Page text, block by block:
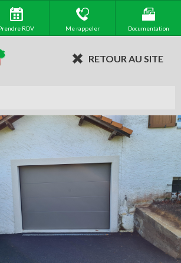
RDV Me rappeler Documentation
RETOUR AU SITE